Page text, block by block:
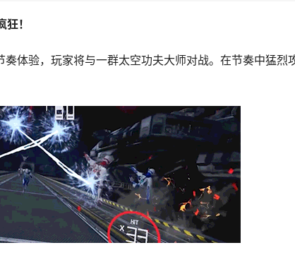
！
体验，玩家将与一群太空功夫大师对战。在节奏中猛烈